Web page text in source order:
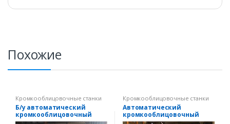
Похожие
Кромкооблицовочные станки
Б/у автоматический
кромкооблицовочный
станок KZM-2
Кромкооблицовочные станки
Автоматический
кромкооблицовочный
станок Mira-6 б/у